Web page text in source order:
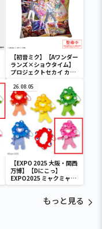
【初音ミク】【Aワンダー
ランズ×ショウタイム】
プロジェクトセカイ カラ
音ミク クッションVol.2
26.08.05
【EXPO 2025 大阪・関西
万博】【Dにこっ】
EXPO2025 ミャクミャク
カラフルゴム紐付きぬい
もっと見る